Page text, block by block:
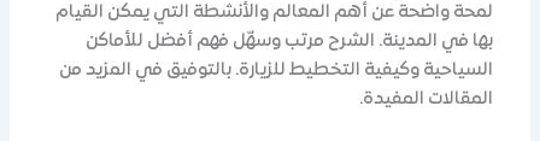
لمحة واضحة عن أهم المعالم والأنشطة التي يمكن القيام
بها في المدينة. الشرح مرتب وسهّل فهم أفضل للأماكن
السياحية وكيفية التخطيط للزيارة. بالتوفيق في المزيد من
المقالات المفيدة.